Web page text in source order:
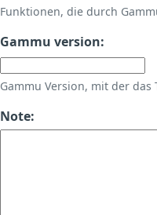
Funktionen, die durch
Gammu version:
Gammu Version, mit der
Note: